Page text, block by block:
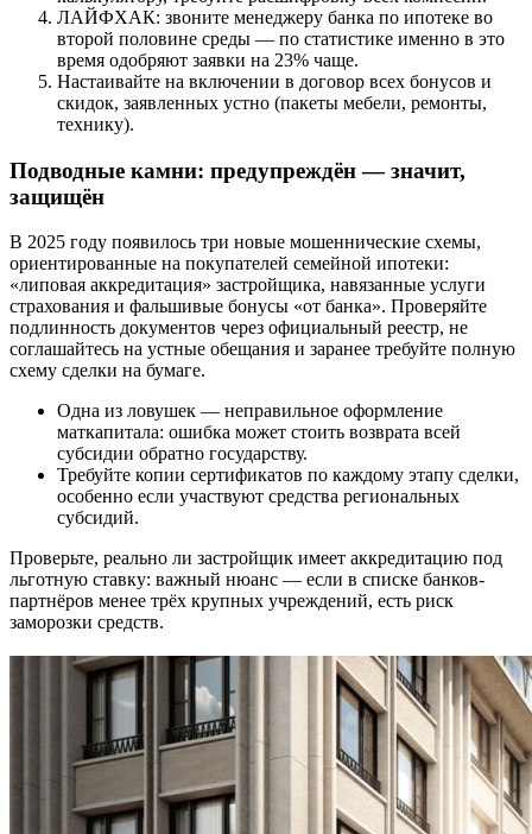
ЛАЙФХАК: звоните менеджеру банка по ипотеке во
второй половине среды — по статистике именно в это
время одобряют заявки на 23% чаще.
Настаивайте на включении в договор всех бонусов и
скидок, заявленных устно (пакеты мебели, ремонты,
технику).
Подводные камни: предупреждён — значит,
защищён
В 2025 году появилось три новые мошеннические схемы,
ориентированные на покупателей семейной ипотеки:
«липовая аккредитация» застройщика, навязанные услуги
страхования и фальшивые бонусы «от банка». Проверяйте
подлинность документов через официальный реестр, не
соглашайтесь на устные обещания и заранее требуйте полную
схему сделки на бумаге.
Одна из ловушек — неправильное оформление
маткапитала: ошибка может стоить возврата всей
субсидии обратно государству.
Требуйте копии сертификатов по каждому этапу сделки,
особенно если участвуют средства региональных
субсидий.
Проверьте, реально ли застройщик имеет аккредитацию под
льготную ставку: важный нюанс — если в списке банков-
партнёров менее трёх крупных учреждений, есть риск
заморозки средств.